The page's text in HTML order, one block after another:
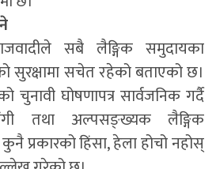
सबै लैङ्गिक समुदायका
सुरक्षामा सचेत रहेको बताएको छ।
चुनावी घोषणापत्र सार्वजनिक गर्दै
तथा अल्पसङ्ख्यक लैङ्गिक
प्रकारको हिंसा, हेला होचो नहोस्